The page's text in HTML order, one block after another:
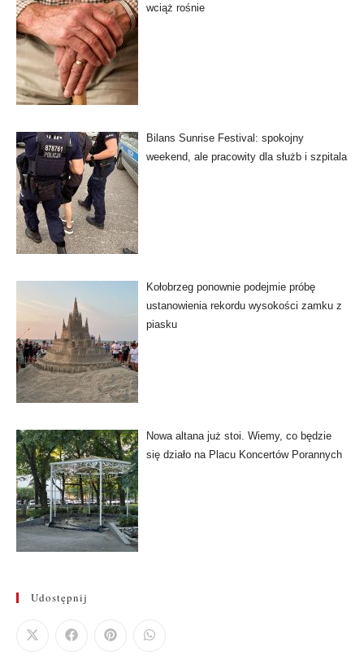
wciąż rośnie
Bilans Sunrise Festival: spokojny
weekend, ale pracowity dla służb i szpitala
Kołobrzeg ponownie podejmie próbę
ustanowienia rekordu wysokości zamku z
piasku
Nowa altana już stoi. Wiemy, co będzie
się działo na Placu Koncertów Porannych
Udostępnij